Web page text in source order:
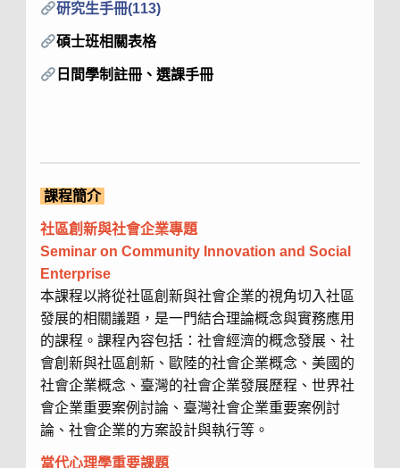
研究生手冊(113)
碩士班相關表格
日間學制註冊、選課手冊
課程簡介
社區創新與社會企業專題
Seminar on Community Innovation and Social
Enterprise
本課程以將從社區創新與社會企業的視角切入社區
發展的相關議題，是一門結合理論概念與實務應用
的課程。課程內容包括：社會經濟的概念發展、社
會創新與社區創新、歐陸的社會企業概念、美國的
社會企業概念、臺灣的社會企業發展歷程、世界社
會企業重要案例討論、臺灣社會企業重要案例討
論、社會企業的方案設計與執行等。
當代心理學重要課題